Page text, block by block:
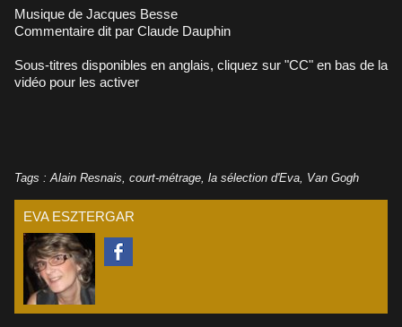
Musique de Jacques Besse
Commentaire dit par Claude Dauphin
Sous-titres disponibles en anglais, cliquez sur "CC" en bas de la
vidéo pour les activer
Tags : Alain Resnais court-métrage la sélection d'Eva Van Gogh
EVA ESZTERGAR